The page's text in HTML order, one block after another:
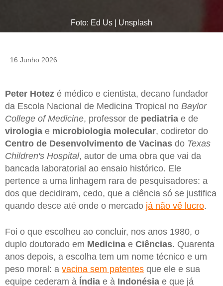
Foto: Ed Us | Unsplash
16 Junho 2026
Peter Hotez é médico e cientista, decano fundador
da Escola Nacional de Medicina Tropical no Baylor
College of Medicine, professor de pediatria e de
virologia e microbiologia molecular, codiretor do
Centro de Desenvolvimento de Vacinas do Texas
Children's Hospital, autor de uma obra que vai da
bancada laboratorial ao ensaio histórico. Ele
pertence a uma linhagem rara de pesquisadores: a
dos que decidiram, cedo, que a ciência só se justifica
quando desce até onde o mercado já não vê lucro.
Foi o que escolheu ao concluir, nos anos 1980, o
duplo doutorado em Medicina e Ciências. Quarenta
anos depois, a escolha tem um nome técnico e um
peso moral: a vacina sem patentes que ele e sua
equipe cederam à Índia e à Indonésia e que já